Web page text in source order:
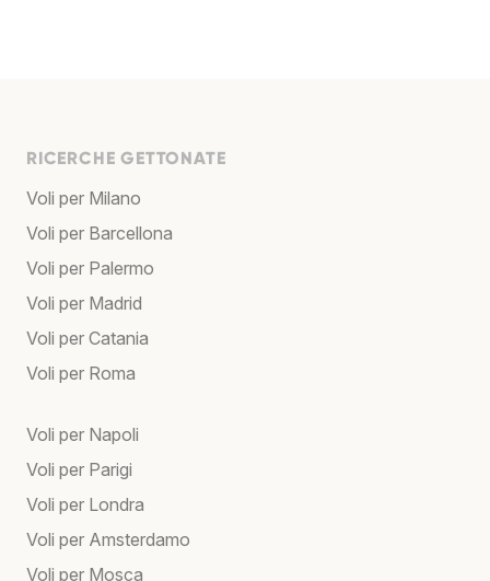
RICERCHE GETTONATE
Voli per Milano
Voli per Barcellona
Voli per Palermo
Voli per Madrid
Voli per Catania
Voli per Roma
Voli per Napoli
Voli per Parigi
Voli per Londra
Voli per Amsterdamo
Voli per Mosca